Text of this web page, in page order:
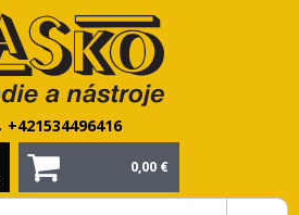
+421534496416
0,00 €